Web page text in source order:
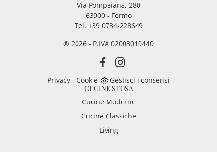
Via Pompeiana, 280
63900 - Fermo
Tel. +39 0734-228649
® 2026 - P.IVA 02003010440
Privacy - Cookie
Gestisci i consensi
CUCINE STOSA
Cucine Moderne
Cucine Classiche
Living